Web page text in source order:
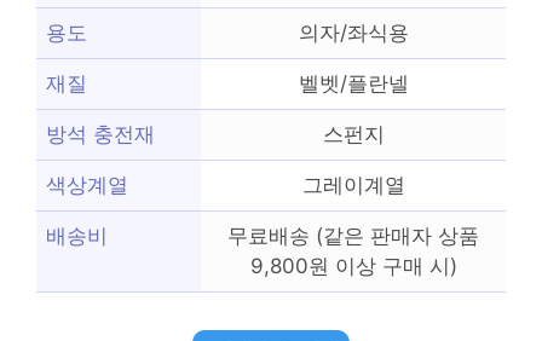
용도 의자/좌식용
재질 벨벳/플란넬
방석 충전재 스펀지
색상계열 그레이계열
배송비
무료배송 (같은 판매자 상품
9,800원 이상 구매 시)